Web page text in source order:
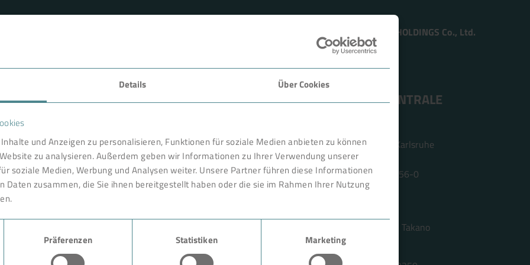
Details Über Cookies
und Anzeigen zu personalisieren, Funktionen für soziale Medien anbieten zu können
zu analysieren. Außerdem geben wir Informationen zu Ihrer Verwendung unserer
soziale Medien, Werbung und Analysen weiter. Unsere Partner führen diese Informationen
Daten zusammen, die Sie ihnen bereitgestellt haben oder die sie im Rahmen Ihrer Nutzung
Präferenzen Statistiken Marketing
Member of the TSUKISHIMA HOLDINGS Co., Ltd.
gefragter Partner
Arbeitssicherheit
und konstruiert in
vor Ort. Wie in einem
ausgereiften Komponenten
Kunden. Ein
Expertise der BOKELA
bei uns beginnen.
FAVORITEN
Produkte
Branche
Case Studies
Über BOKELA
ANSCHRIFT ZENTRALE
Tullastr. 64 | 76131 Karlsruhe
Deutschland
Telefon +49 721 96456-0
info@bokela.com
Reiner Weidner, Toru Takano
HRB: 104614